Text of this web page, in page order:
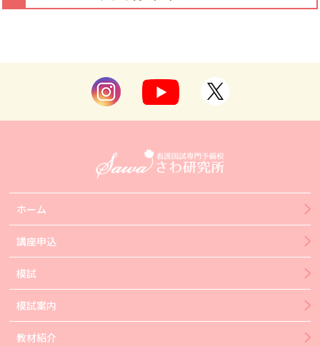
ホーム
講座申込
模試
模試案内
教材紹介